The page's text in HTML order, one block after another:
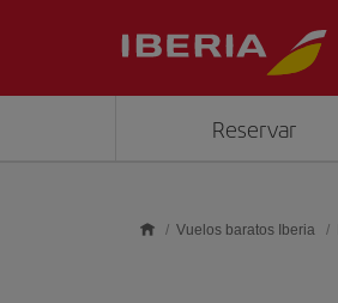
Reservar
Vuelos baratos Iberia